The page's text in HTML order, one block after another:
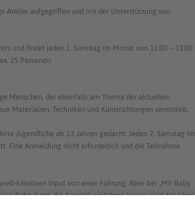
Atelier aufgegriffen und mit der Unterstützung von
und findet jeden 1. Sonntag im Monat von 11:00 – 13:00
25 Personen.
Menschen, der ebenfalls am Thema der aktuellen
Materialien, Techniken und Kunstrichtungen vermittelt.
Jugendliche ab 13 Jahren gedacht. Jeden 2. Samstag im
Eine Anmeldung nicht erforderlich und die Teilnahme
kreativen Input von einer Führung. Aber bei „Mit Baby
in Ruhe durch die Ausstellung führen lassen. Und das ohne